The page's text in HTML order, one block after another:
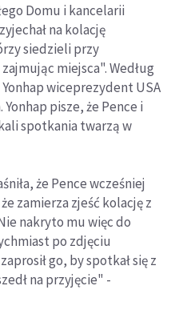
Domu i kancelarii
na kolację
siedzieli przy
miejsca". Według
wiceprezydent USA
pisze, że Pence i
spotkania twarzą w
że Pence wcześniej
zamierza zjeść kolację z
nakryto mu więc do
po zdjęciu
go, by spotkał się z
na przyjęcie" -